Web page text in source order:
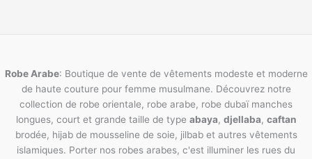
Robe Arabe: Boutique de vente de vêtements modeste et moderne
de haute couture pour femme musulmane. Découvrez notre
collection de robe orientale, robe arabe, robe dubaï manches
longues, court et grande taille de type abaya, djellaba, caftan
brodée, hijab de mousseline de soie, jilbab et autres vêtements
islamiques. Porter nos robes arabes, c'est illuminer les rues du